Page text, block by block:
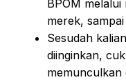
BPOM
merek,
Sesudah
diinginkan,